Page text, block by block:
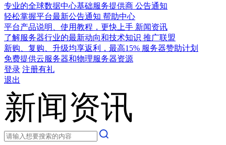
专业的全球数据中心基础服务提供商 公告通知
轻松掌握平台最新公告通知 帮助中心
平台产品说明、使用教程，更快上手 新闻资讯
了解服务器行业的最新动向和技术知识 推广联盟
新购、复购、升级均享返利，最高15% 服务器赞助计划
免费提供云服务器和物理服务器资源
登录 注册有礼
退出
新闻资讯